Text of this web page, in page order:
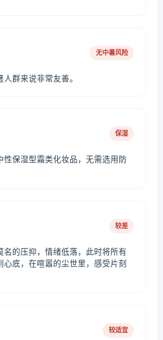
无中暑风险
群来说非常友善。
保湿
性保湿型霜类化妆品，无需选用防
较差
名的压抑，情绪低落，此时将所有
心底，在喧嚣的尘世里，感受片刻
较适宜